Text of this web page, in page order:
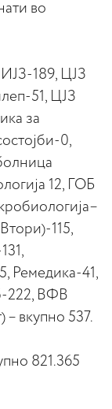
во
ИЈЗ-189, ЦЈЗ
51, ЦЈЗ
за
0,
12, ГОБ
115,
Ремедика-41,
222, ВФВ
вкупно 537.
821.365